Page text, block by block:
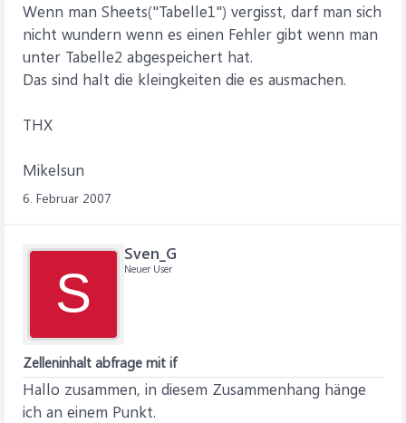
Wenn man Sheets("Tabelle1") vergisst, darf man sich
nicht wundern wenn es einen Fehler gibt wenn man
unter Tabelle2 abgespeichert hat.
Das sind halt die kleingkeiten die es ausmachen.
THX
Mikelsun
6. Februar 2007
S
Sven_G
Neuer User
Zelleninhalt abfrage mit if
Hallo zusammen, in diesem Zusammenhang hänge
ich an einem Punkt.